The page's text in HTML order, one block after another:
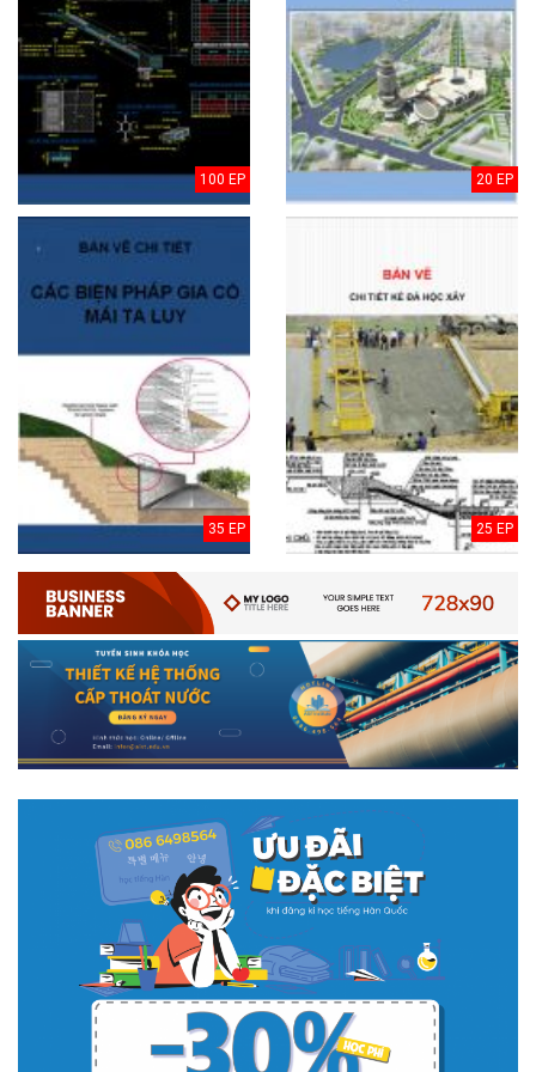
100 EP 20 EP
35 EP 25 EP
# 05.04.2025 | 17:16
Tuyển sinh 2025, Khoa kỹ thuật hạ tầng và môi trường đô thị
- Đại học Kiến trúc...
Thông tin tuyển sinh đại học 2025 Khoa kỹ thuật hạ tầng và môi trường
đô thị - Đại học Kiến trúc Hà Nội Tuyển sinh đại học với 280 chỉ tiêu, thời
gian đào tạo 4,5 năm
# 05.04.2020 | 20:30
GIAO LƯU TRỰC TUYẾN - TƯ VẤN TUYỂN SINH ĐẠI HỌC